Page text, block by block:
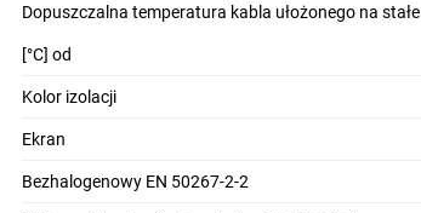
Dopuszczalna temperatura kabla ułożonego na stałe
[°C] od
Kolor izolacji
Ekran
Bezhalogenowy EN 50267-2-2